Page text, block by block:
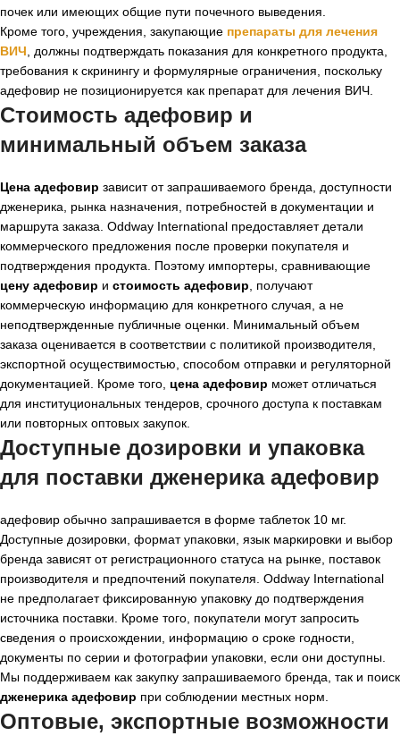
почек или имеющих общие пути почечного выведения.
Кроме того, учреждения, закупающие препараты для лечения
ВИЧ , должны подтверждать показания для конкретного продукта,
требования к скринингу и формулярные ограничения, поскольку
адефовир не позиционируется как препарат для лечения ВИЧ.
Стоимость адефовир и
минимальный объем заказа
Цена адефовир зависит от запрашиваемого бренда, доступности
дженерика, рынка назначения, потребностей в документации и
маршрута заказа. Oddway International предоставляет детали
коммерческого предложения после проверки покупателя и
подтверждения продукта. Поэтому импортеры, сравнивающие
цену адефовир и стоимость адефовир , получают
коммерческую информацию для конкретного случая, а не
неподтвержденные публичные оценки. Минимальный объем
заказа оценивается в соответствии с политикой производителя,
экспортной осуществимостью, способом отправки и регуляторной
документацией. Кроме того, цена адефовир может отличаться
для институциональных тендеров, срочного доступа к поставкам
или повторных оптовых закупок.
Доступные дозировки и упаковка
для поставки дженерика адефовир
адефовир обычно запрашивается в форме таблеток 10 мг.
Доступные дозировки, формат упаковки, язык маркировки и выбор
бренда зависят от регистрационного статуса на рынке, поставок
производителя и предпочтений покупателя. Oddway International
не предполагает фиксированную упаковку до подтверждения
источника поставки. Кроме того, покупатели могут запросить
сведения о происхождении, информацию о сроке годности,
документы по серии и фотографии упаковки, если они доступны.
Мы поддерживаем как закупку запрашиваемого бренда, так и поиск
дженерика адефовир при соблюдении местных норм.
Оптовые, экспортные возможности